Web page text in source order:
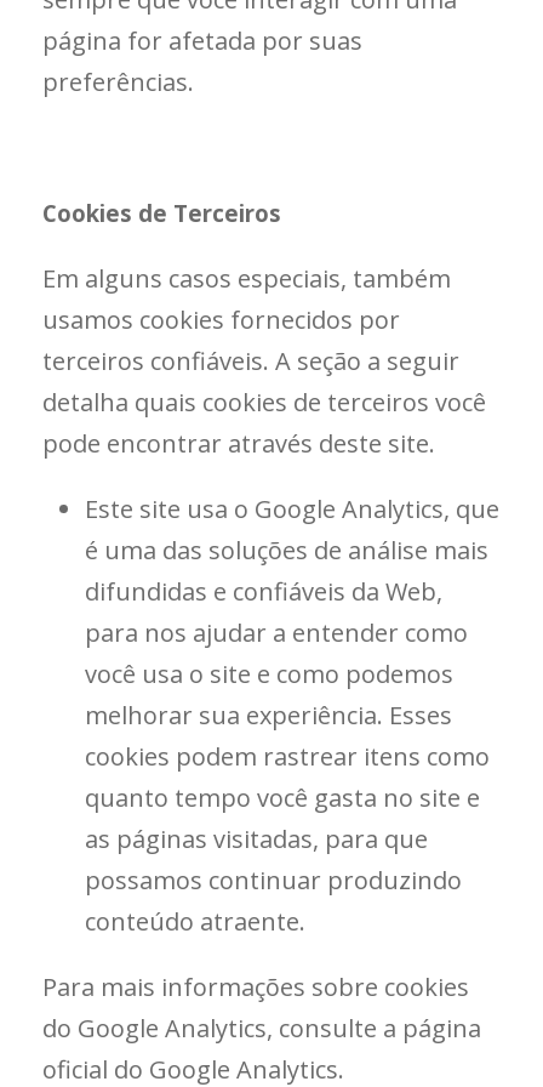
página for afetada por suas
preferências.
Cookies de Terceiros
Em alguns casos especiais, também
usamos cookies fornecidos por
terceiros confiáveis. A seção a seguir
detalha quais cookies de terceiros você
pode encontrar através deste site.
Este site usa o Google Analytics, que
é uma das soluções de análise mais
difundidas e confiáveis ​​da Web,
para nos ajudar a entender como
você usa o site e como podemos
melhorar sua experiência. Esses
cookies podem rastrear itens como
quanto tempo você gasta no site e
as páginas visitadas, para que
possamos continuar produzindo
conteúdo atraente.
Para mais informações sobre cookies
do Google Analytics, consulte a página
oficial do Google Analytics.